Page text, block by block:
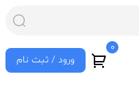
0
ورود / ثبت نام